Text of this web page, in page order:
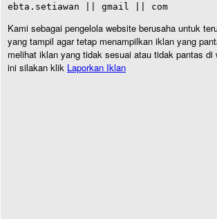
ebta.setiawan || gmail || com
Kami sebagai pengelola website berusaha untuk
yang tampil agar tetap menampilkan iklan yang
melihat iklan yang tidak sesuai atau tidak pantas di
ini silakan klik Laporkan Iklan